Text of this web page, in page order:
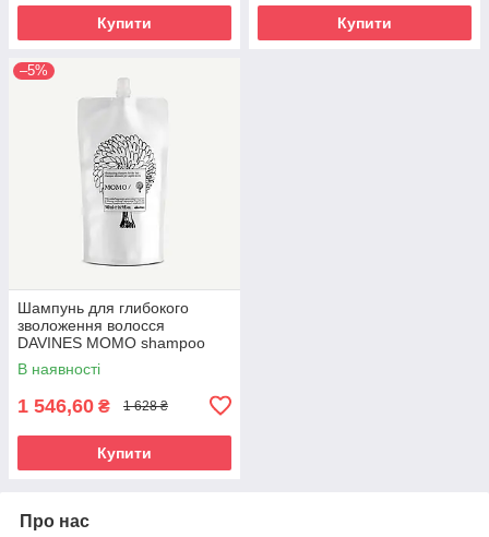
Купити Купити
–5%
Шампунь для глибокого
зволоження волосся
DAVINES MOMO shampoo
refill 500 мл
В наявності
1 546,60 ₴ 1 628 ₴
Купити
Про нас